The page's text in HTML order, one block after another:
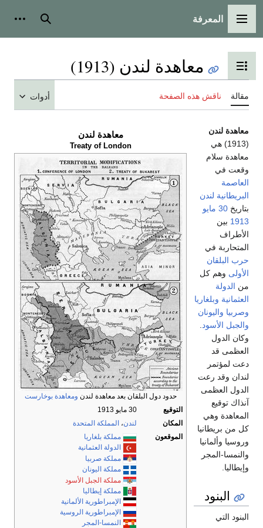
القائمة الرئيسية
المعرفة بحث
تبديل عرض جدول المحتويات
معاهدة لندن (1913)
مقالة ناقش هذه الصفحة أدوات
معاهدة لندن
Treaty of London
حدود دول البلقان بعد معاهدة لندن ومعاهدة بوخارست
التوقيع
30 مايو 1913
المكان
لندن، المملكة المتحدة
الموقعون
مملكة بلغاريا
الدولة العثمانية
مملكة صربيا
مملكة اليونان
مملكة الجبل الأسود
مملكة إيطاليا
الإمبراطورية الألمانية
الإمبراطورية الروسية
النمسا-المجر
معاهدة لندن
(1913) هي
معاهدة سلام
وقعت في
العاصمة
البريطانية لندن
بتاريخ 30 مايو
1913 بين
الأطراف
المتحاربة في
حرب البلقان
الأولى وهم كل
من الدولة
العثمانية وبلغاريا
وصربيا واليونان
والجبل الأسود
وكان الدول
العظمى قد
دعت لمؤتمر
لندان وقد رعت
الدول العظمى
آنذاك توقيع
المعاهدة وهي
كل من بريطانيا
وروسيا وألمانيا
والنمسا-المجر
وإيطاليا.
البنود
البنود التي